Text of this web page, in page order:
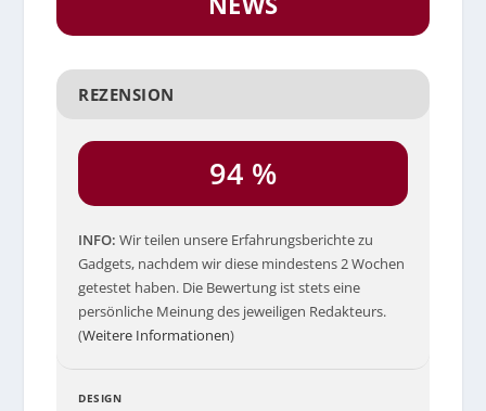
REZENSION
94 %
INFO Wir teilen unsere Erfahrungsberichte zu
Gadgets, nachdem wir diese mindestens 2 Wochen
getestet haben. Die Bewertung ist stets eine
persönliche Meinung des jeweiligen Redakteurs.
(Weitere Informationen)
DESIGN